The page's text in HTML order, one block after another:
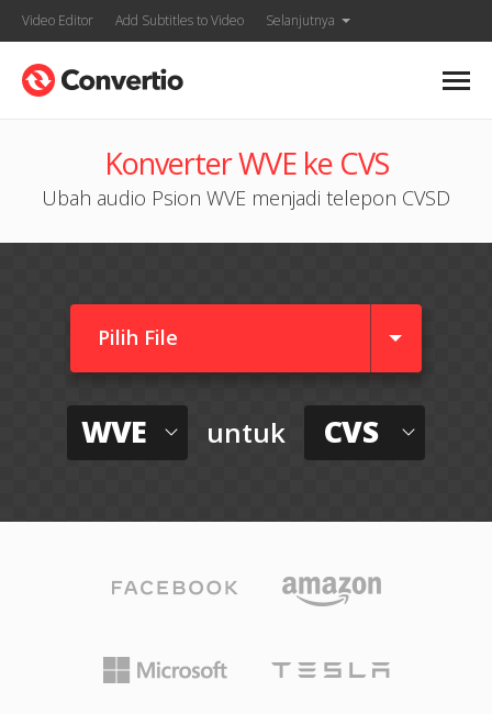
Video Editor Add Subtitles to Video Selanjutnya
Konverter WVE ke CVS
Ubah audio Psion WVE menjadi telepon CVSD
Pilih File
WVE untuk CVS